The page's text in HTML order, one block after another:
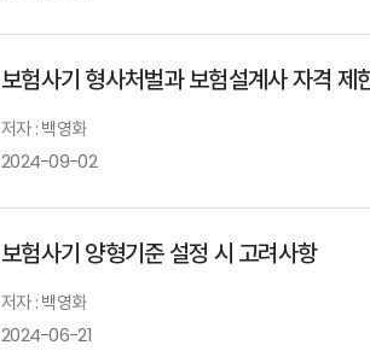
보험사기 형사처벌과 보험설계사 자격 제
저자 : 백영화
2024-09-02
보험사기 양형기준 설정 시 고려사항
저자 : 백영화
2024-06-21